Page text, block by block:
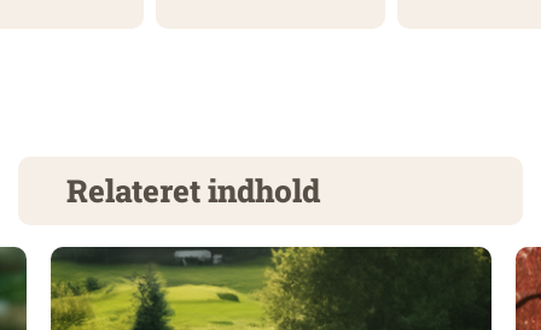
Relateret indhold